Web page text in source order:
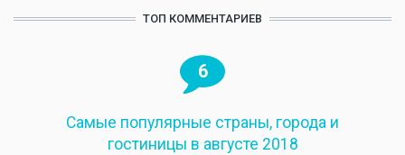
ТОП КОММЕНТАРИЕВ
6
Самые популярные страны, города и
гостиницы в августе 2018